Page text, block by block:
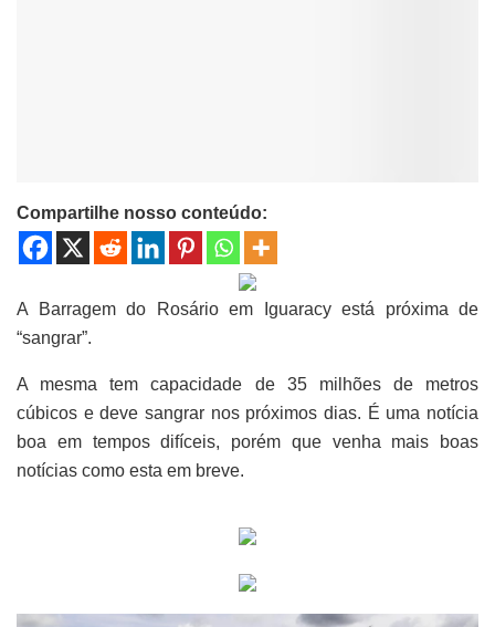
Compartilhe nosso conteúdo:
A Barragem do Rosário em Iguaracy está próxima de
“sangrar”.
A mesma tem capacidade de 35 milhões de metros
cúbicos e deve sangrar nos próximos dias. É uma notícia
boa em tempos difíceis, porém que venha mais boas
notícias como esta em breve.